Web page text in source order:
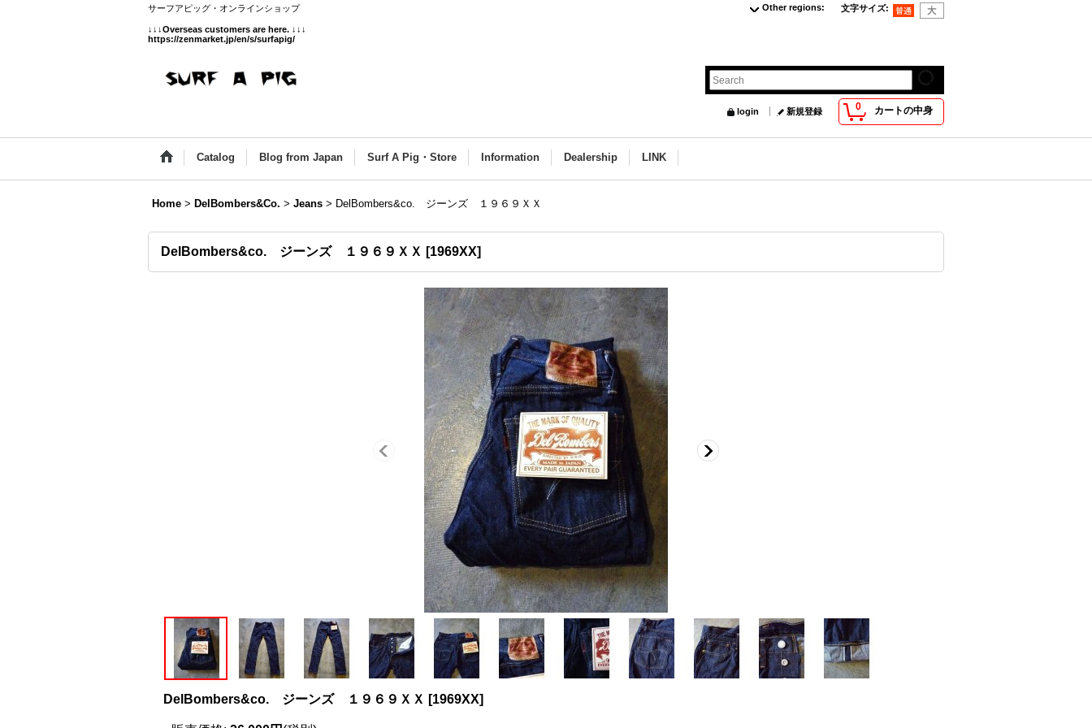
サーフアピッグ・オンラインショップ
↓↓↓Overseas customers are here. ↓↓↓
https://zenmarket.jp/en/s/surfapig/
文字サイズ:
Other regions:
0 カートの中身
login 新規登録
Catalog Blog from Japan Surf A Pig・Store Information Dealership LINK
Home > DelBombers&Co. > Jeans > DelBombers&co. ジーンズ １９６９ＸＸ
DelBombers&co. ジーンズ １９６９ＸＸ [1969XX]
DelBombers&co. ジーンズ １９６９ＸＸ [1969XX]